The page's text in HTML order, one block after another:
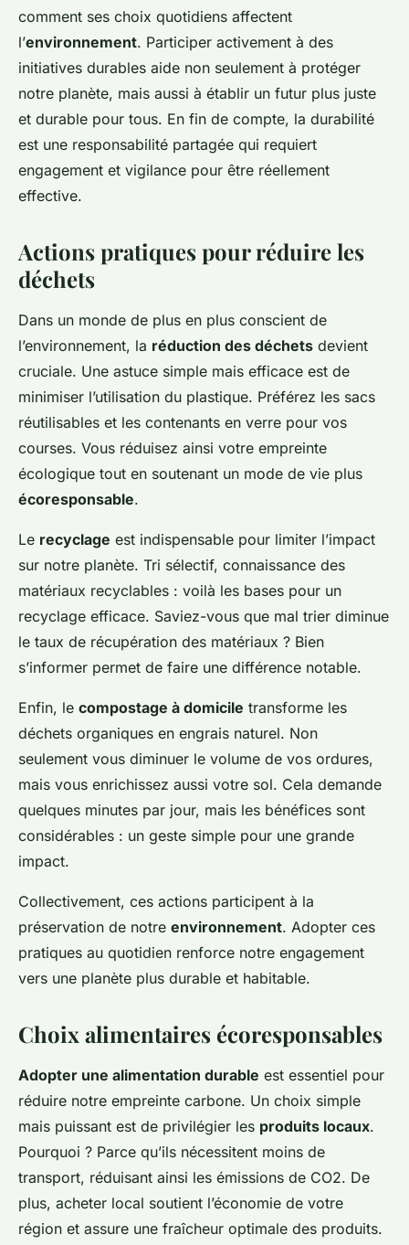
comment ses choix quotidiens affectent
l’environnement. Participer activement à des
initiatives durables aide non seulement à protéger
notre planète, mais aussi à établir un futur plus juste
et durable pour tous. En fin de compte, la durabilité
est une responsabilité partagée qui requiert
engagement et vigilance pour être réellement
effective.
Actions pratiques pour réduire les
déchets
Dans un monde de plus en plus conscient de
l’environnement, la réduction des déchets devient
cruciale. Une astuce simple mais efficace est de
minimiser l’utilisation du plastique. Préférez les sacs
réutilisables et les contenants en verre pour vos
courses. Vous réduisez ainsi votre empreinte
écologique tout en soutenant un mode de vie plus
écoresponsable.
Le recyclage est indispensable pour limiter l’impact
sur notre planète. Tri sélectif, connaissance des
matériaux recyclables : voilà les bases pour un
recyclage efficace. Saviez-vous que mal trier diminue
le taux de récupération des matériaux ? Bien
s’informer permet de faire une différence notable.
Enfin, le compostage à domicile transforme les
déchets organiques en engrais naturel. Non
seulement vous diminuer le volume de vos ordures,
mais vous enrichissez aussi votre sol. Cela demande
quelques minutes par jour, mais les bénéfices sont
considérables : un geste simple pour une grande
impact.
Collectivement, ces actions participent à la
préservation de notre environnement. Adopter ces
pratiques au quotidien renforce notre engagement
vers une planète plus durable et habitable.
Choix alimentaires écoresponsables
Adopter une alimentation durable est essentiel pour
réduire notre empreinte carbone. Un choix simple
mais puissant est de privilégier les produits locaux.
Pourquoi ? Parce qu’ils nécessitent moins de
transport, réduisant ainsi les émissions de CO2. De
plus, acheter local soutient l’économie de votre
région et assure une fraîcheur optimale des produits.